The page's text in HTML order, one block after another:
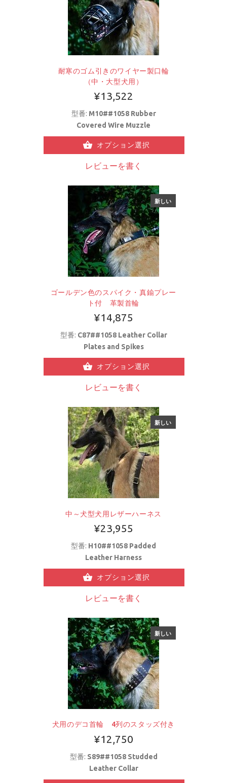
耐寒のゴム引きのワイヤー製口輪
（中・大型犬用）
¥13,522
型番: M10##1058 Rubber
Covered Wire Muzzle
オプション選択
レビューを書く
新しい
ゴールデン色のスパイク・真鍮プレー
ト付 革製首輪
¥14,875
型番: C87##1058 Leather Collar
Plates and Spikes
オプション選択
レビューを書く
新しい
中～犬型犬用レザーハーネス
¥23,955
型番: H10##1058 Padded
Leather Harness
オプション選択
レビューを書く
新しい
犬用のデコ首輪 4列のスタッズ付き
¥12,750
型番: S89##1058 Studded
Leather Collar